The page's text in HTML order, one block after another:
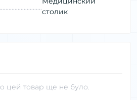
столик
цей товар ще не було.